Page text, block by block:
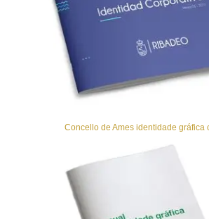
Concello de Ames identidade gráfica